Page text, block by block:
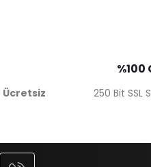
Ücretsiz
250 Bit SSL